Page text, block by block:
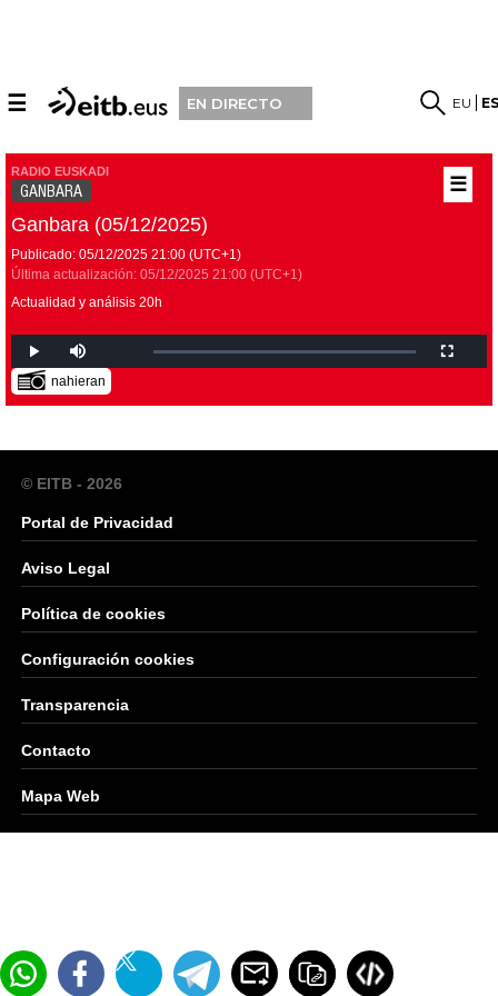
☰ EN DIRECTO EU
☰
RADIO EUSKADI
GANBARA
Ganbara (05/12/2025)
Publicado: 05/12/2025 21:00 (UTC+1)
Última actualización: 05/12/2025 21:00 (UTC+1)
Actualidad y análisis 20h
nahieran
© EITB - 2026
Portal de Privacidad
Aviso Legal
Política de cookies
Configuración cookies
Transparencia
Contacto
Mapa Web